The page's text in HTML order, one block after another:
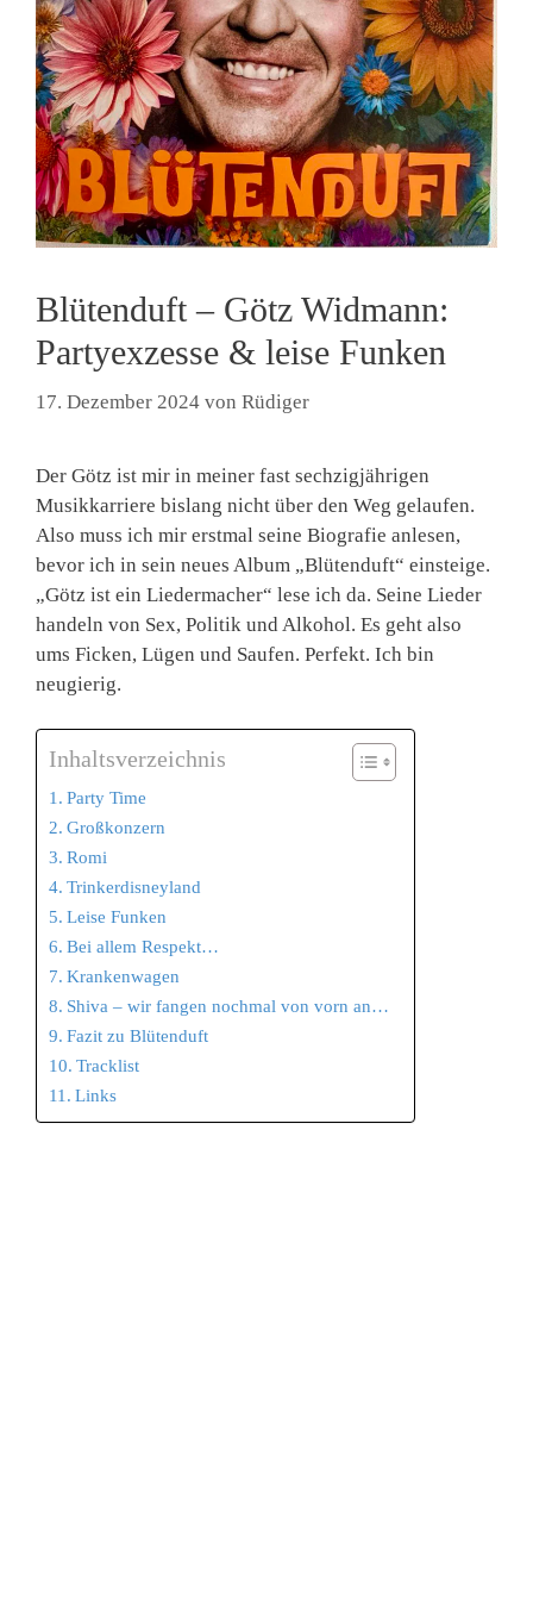
Blütenduft – Götz Widmann:
Partyexzesse & leise Funken
17. Dezember 2024 von Rüdiger
Der Götz ist mir in meiner fast sechzigjährigen
Musikkarriere bislang nicht über den Weg gelaufen.
Also muss ich mir erstmal seine Biografie anlesen,
bevor ich in sein neues Album „Blütenduft“ einsteige.
„Götz ist ein Liedermacher“ lese ich da. Seine Lieder
handeln von Sex, Politik und Alkohol. Es geht also
ums Ficken, Lügen und Saufen. Perfekt. Ich bin
neugierig.
Inhaltsverzeichnis
Party Time
Großkonzern
Romi
Trinkerdisneyland
Leise Funken
Bei allem Respekt…
Krankenwagen
Shiva – wir fangen nochmal von vorn an…
Fazit zu Blütenduft
Tracklist
Links